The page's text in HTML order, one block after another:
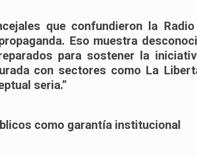
que confundieron la
Eso muestra
para sostener la
con sectores como La
seria.”
como garantía institucional